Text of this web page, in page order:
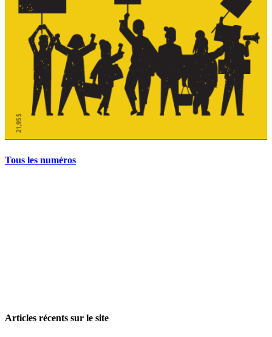
Tous les numéros
Articles récents sur le site